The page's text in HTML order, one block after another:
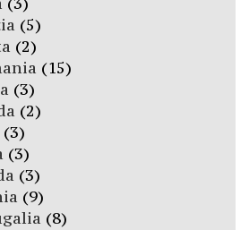
(5)
(2)
(15)
(3)
(2)
(3)
(3)
(3)
(9)
(8)